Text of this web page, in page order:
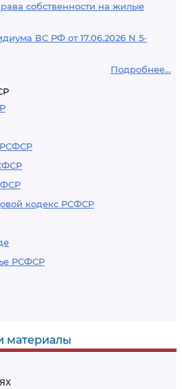
собственности на жилые
ВС РФ от 17.06.2026 N 5-
Подробнее...
РСФСР
кодекс РСФСР
РСФСР
материалы